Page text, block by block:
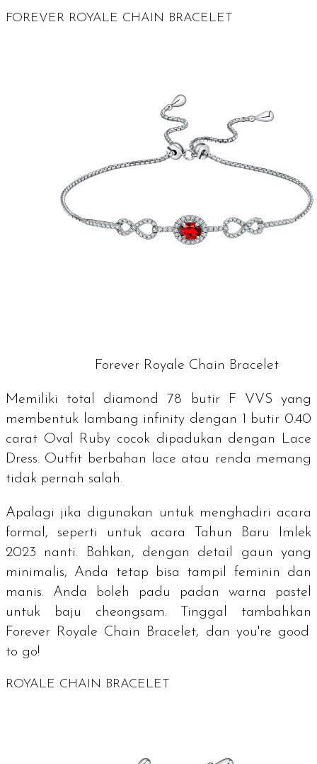
FOREVER ROYALE CHAIN BRACELET
Forever Royale Chain Bracelet
Memiliki total diamond
78 butir F VVS yang
membentuk lambang infinity dengan 1 butir 0.40
carat Oval Ruby cocok dipadukan dengan Lace
Dress. Outfit berbahan lace atau renda memang
tidak pernah salah.
Apalagi jika digunakan untuk menghadiri acara
formal, seperti untuk acara Tahun Baru Imlek
2023 nanti. Bahkan, dengan detail gaun yang
minimalis, Anda tetap bisa tampil feminin dan
manis. Anda boleh padu padan warna pastel
untuk baju cheongsam. Tinggal tambahkan
Forever Royale Chain Bracelet, dan you're good
to go!
ROYALE CHAIN BRACELET